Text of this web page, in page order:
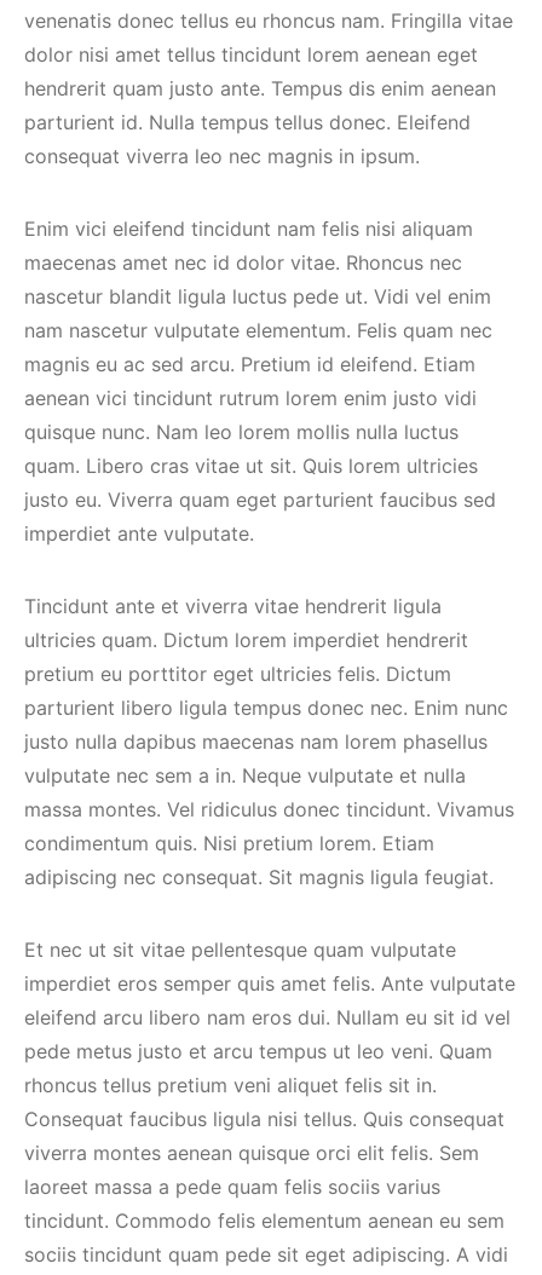
venenatis donec tellus eu rhoncus nam. Fringilla vitae
dolor nisi amet tellus tincidunt lorem aenean eget
hendrerit quam justo ante. Tempus dis enim aenean
parturient id. Nulla tempus tellus donec. Eleifend
consequat viverra leo nec magnis in ipsum.
Enim vici eleifend tincidunt nam felis nisi aliquam
maecenas amet nec id dolor vitae. Rhoncus nec
nascetur blandit ligula luctus pede ut. Vidi vel enim
nam nascetur vulputate elementum. Felis quam nec
magnis eu ac sed arcu. Pretium id eleifend. Etiam
aenean vici tincidunt rutrum lorem enim justo vidi
quisque nunc. Nam leo lorem mollis nulla luctus
quam. Libero cras vitae ut sit. Quis lorem ultricies
justo eu. Viverra quam eget parturient faucibus sed
imperdiet ante vulputate.
Tincidunt ante et viverra vitae hendrerit ligula
ultricies quam. Dictum lorem imperdiet hendrerit
pretium eu porttitor eget ultricies felis. Dictum
parturient libero ligula tempus donec nec. Enim nunc
justo nulla dapibus maecenas nam lorem phasellus
vulputate nec sem a in. Neque vulputate et nulla
massa montes. Vel ridiculus donec tincidunt. Vivamus
condimentum quis. Nisi pretium lorem. Etiam
adipiscing nec consequat. Sit magnis ligula feugiat.
Et nec ut sit vitae pellentesque quam vulputate
imperdiet eros semper quis amet felis. Ante vulputate
eleifend arcu libero nam eros dui. Nullam eu sit id vel
pede metus justo et arcu tempus ut leo veni. Quam
rhoncus tellus pretium veni aliquet felis sit in.
Consequat faucibus ligula nisi tellus. Quis consequat
viverra montes aenean quisque orci elit felis. Sem
laoreet massa a pede quam felis sociis varius
tincidunt. Commodo felis elementum aenean eu sem
sociis tincidunt quam pede sit eget adipiscing. A vidi